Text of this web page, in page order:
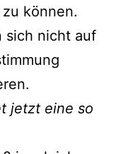
können.
sich nicht auf
jetzt eine so